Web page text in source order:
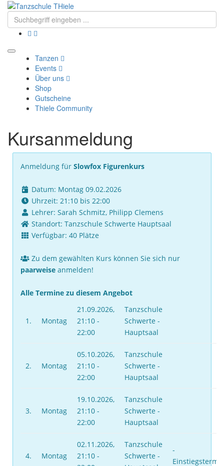
Tanzen
Events
Über uns
Shop
Gutscheine
Thiele Community
Kursanmeldung